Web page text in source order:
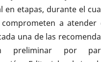
en etapas, durante el
comprometen a
una de las
preliminar por